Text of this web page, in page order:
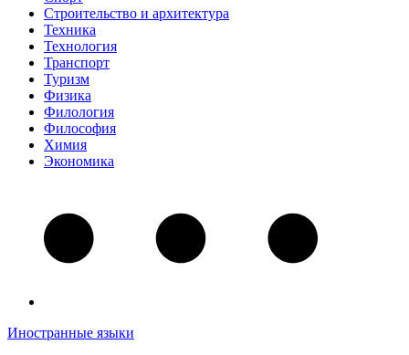
Строительство и архитектура
Техника
Технология
Транспорт
Туризм
Физика
Филология
Философия
Химия
Экономика
Иностранные языки